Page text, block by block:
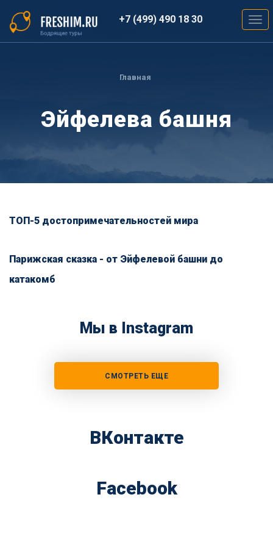
основному
содержанию
+7 (499) 490 18 30
Главная
Эйфелева башня
ТОП-5 достопримечательностей мира
Парижская сказка - от Эйфелевой башни до
катакомб
Мы в Instagram
СМОТРЕТЬ ЕЩЕ
ВКонтакте
Facebook